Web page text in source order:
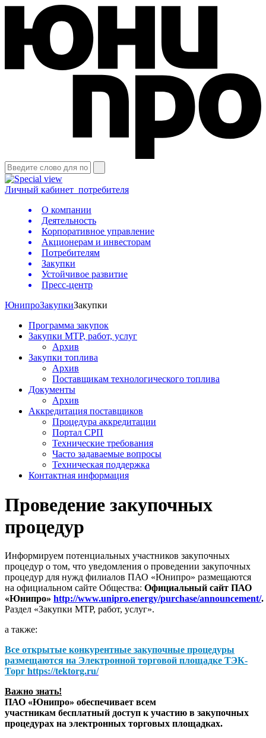
Личный кабинет потребителя
О компании
Деятельность
Корпоративное управление
Акционерам и инвесторам
Потребителям
Закупки
Устойчивое развитие
Пресс-центр
ЮнипроЗакупкиЗакупки
Программа закупок
Закупки МТР, работ, услуг
Архив
Закупки топлива
Архив
Поставщикам технологического топлива
Документы
Архив
Аккредитация поставщиков
Процедура аккредитации
Портал СРП
Технические требования
Часто задаваемые вопросы
Техническая поддержка
Контактная информация
Проведение закупочных
процедур
Информируем потенциальных участников закупочных
процедур о том, что уведомления о проведении закупочных
процедур для нужд филиалов ПАО «Юнипро» размещаются
на официальном сайте Общества: Официальный сайт ПАО
«Юнипро» http://www.unipro.energy/purchase/announcement/.
Раздел «Закупки МТР, работ, услуг».
а также:
Все открытые конкурентные закупочные процедуры
размещаются на Электронной торговой площадке ТЭК-
Торг https://tektorg.ru/
Важно знать!
ПАО «Юнипро» обеспечивает всем
участникам бесплатный доступ к участию в закупочных
процедурах на электронных торговых площадках.